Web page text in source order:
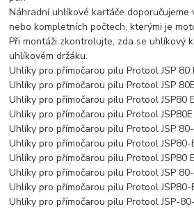
Náhradní uhlíkové kartáče doporučujeme
nebo kompletních počtech, kterými je
Při montáži zkontrolujte, zda se uhlíkový
uhlíkovém držáku.
Uhlíky pro přímočarou pilu Protool JSP 80
Uhlíky pro přímočarou pilu Protool JSP
Uhlíky pro přímočarou pilu Protool JSP80
Uhlíky pro přímočarou pilu Protool
Uhlíky pro přímočarou pilu Protool JSP
Uhlíky pro přímočarou pilu Protool JSP80-
Uhlíky pro přímočarou pilu Protool JSP80
Uhlíky pro přímočarou pilu Protool JSP
Uhlíky pro přímočarou pilu Protool JSP80-
Uhlíky pro přímočarou pilu Protool JSP-